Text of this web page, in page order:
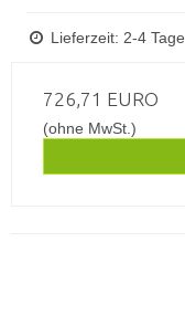
Lieferzeit: 2-4 Tage
726,71 EURO
(ohne MwSt.)